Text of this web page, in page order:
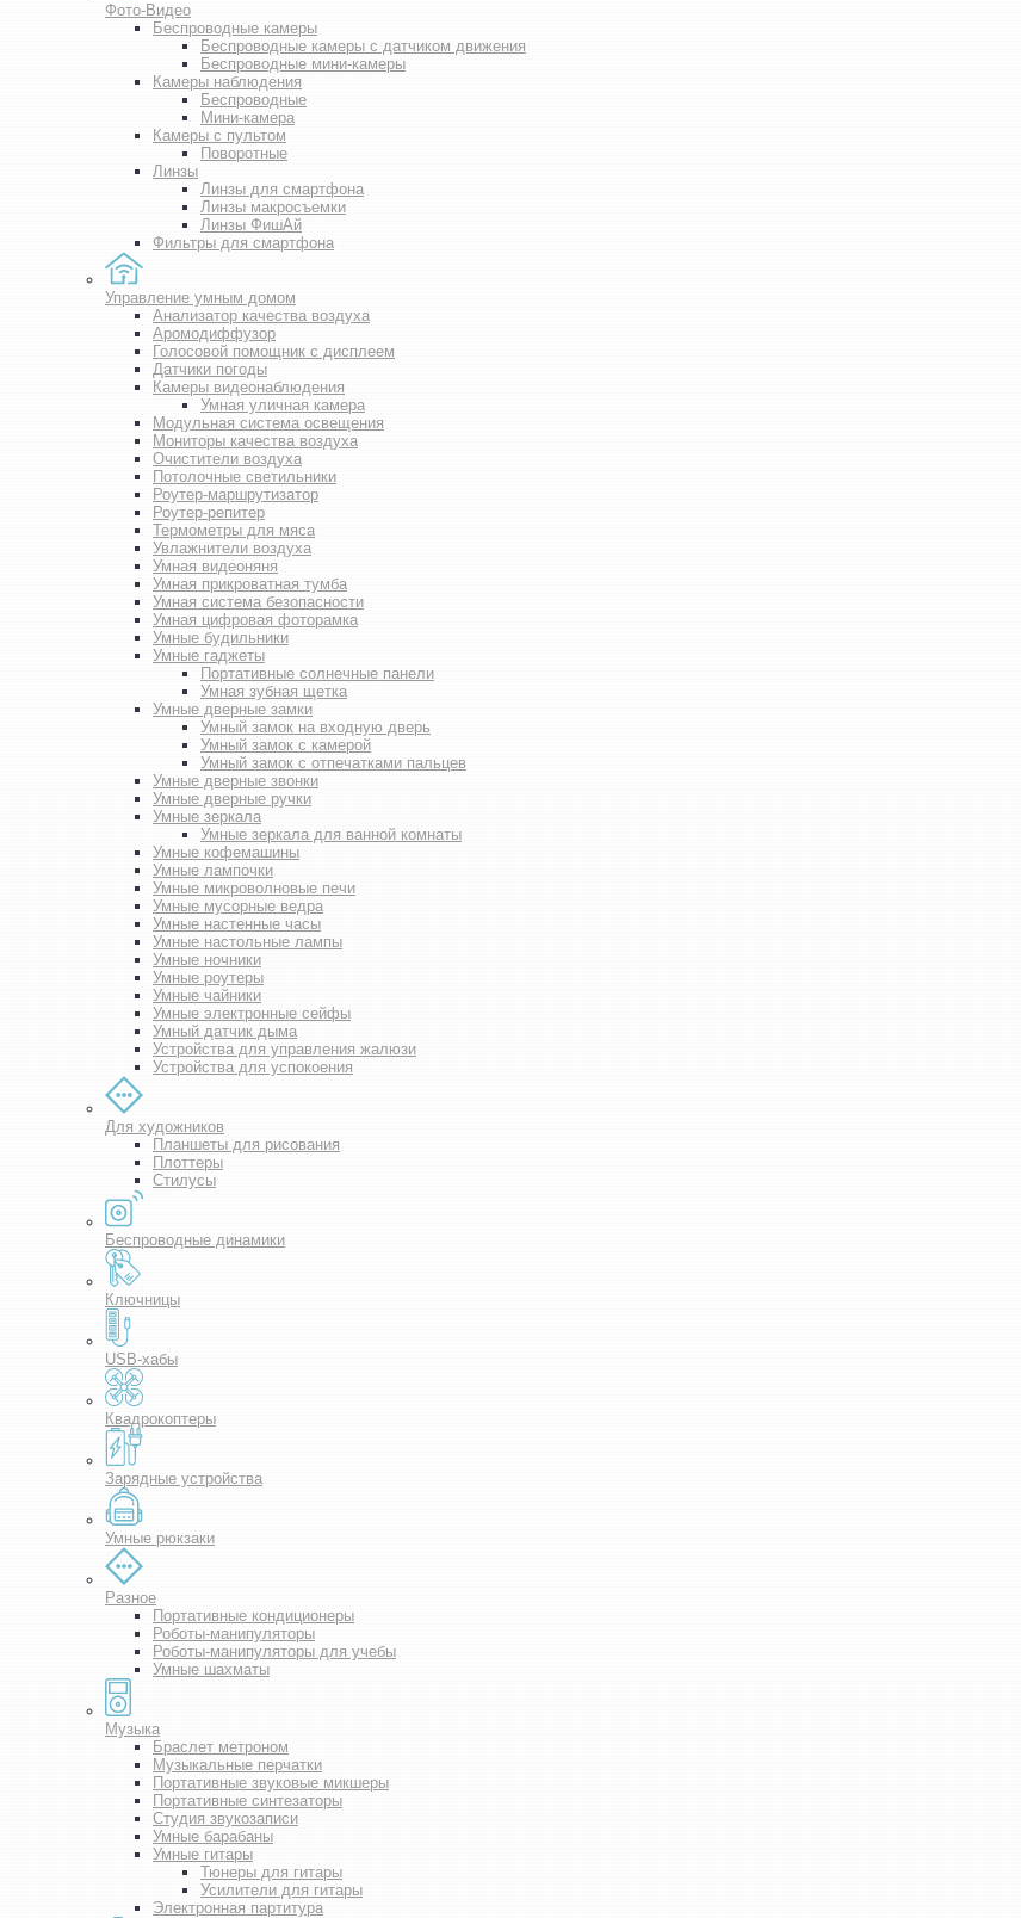
Фото-Видео
Беспроводные камеры
Беспроводные камеры с датчиком движения
Беспроводные мини-камеры
Камеры наблюдения
Беспроводные
Мини-камера
Камеры с пультом
Поворотные
Линзы
Линзы для смартфона
Линзы макросъемки
Линзы ФишАй
Фильтры для смартфона
Управление умным домом
Анализатор качества воздуха
Аромодиффузор
Голосовой помощник с дисплеем
Датчики погоды
Камеры видеонаблюдения
Умная уличная камера
Модульная система освещения
Мониторы качества воздуха
Очистители воздуха
Потолочные светильники
Роутер-маршрутизатор
Роутер-репитер
Термометры для мяса
Увлажнители воздуха
Умная видеоняня
Умная прикроватная тумба
Умная система безопасности
Умная цифровая фоторамка
Умные будильники
Умные гаджеты
Портативные солнечные панели
Умная зубная щетка
Умные дверные замки
Умный замок на входную дверь
Умный замок с камерой
Умный замок с отпечатками пальцев
Умные дверные звонки
Умные дверные ручки
Умные зеркала
Умные зеркала для ванной комнаты
Умные кофемашины
Умные лампочки
Умные микроволновые печи
Умные мусорные ведра
Умные настенные часы
Умные настольные лампы
Умные ночники
Умные роутеры
Умные чайники
Умные электронные сейфы
Умный датчик дыма
Устройства для управления жалюзи
Устройства для успокоения
Для художников
Планшеты для рисования
Плоттеры
Стилусы
Беспроводные динамики
Ключницы
USB-хабы
Квадрокоптеры
Зарядные устройства
Умные рюкзаки
Разное
Портативные кондиционеры
Роботы-манипуляторы
Роботы-манипуляторы для учебы
Умные шахматы
Музыка
Браслет метроном
Музыкальные перчатки
Портативные звуковые микшеры
Портативные синтезаторы
Студия звукозаписи
Умные барабаны
Умные гитары
Тюнеры для гитары
Усилители для гитары
Электронная партитура